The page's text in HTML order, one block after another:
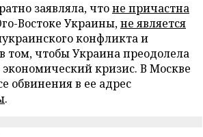
заявляла, чтоне причастна
Востоке Украины,не является
конфликта и
том, чтобы Украина преодолела
кризис. В Москве
обвинения в ее адрес
.